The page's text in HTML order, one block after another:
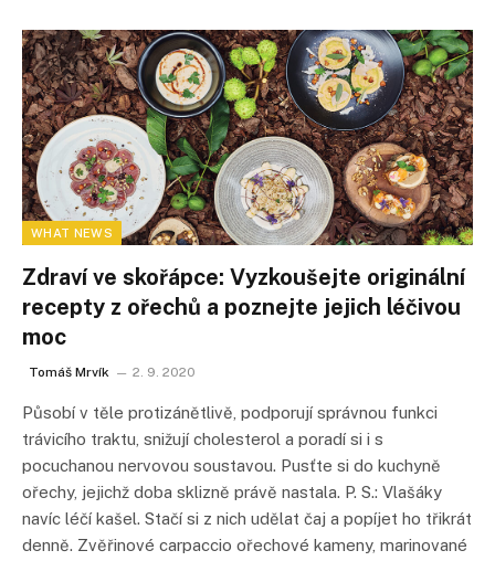
WHAT NEWS
Zdraví ve skořápce: Vyzkoušejte originální
recepty z ořechů a poznejte jejich léčivou
moc
Tomáš Mrvík 2. 9. 2020
Působí v těle protizánětlivě, podporují správnou funkci
trávicího traktu, snižují cholesterol a poradí si i s
pocuchanou nervovou soustavou. Pusťte si do kuchyně
ořechy, jejichž doba sklizně právě nastala. P. S.: Vlašáky
navíc léčí kašel. Stačí si z nich udělat čaj a popíjet ho třikrát
denně. Zvěřinové carpaccio ořechové kameny, marinované